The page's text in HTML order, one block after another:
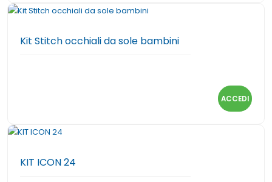
Kit Stitch occhiali da sole bambini
ACCEDI
KIT ICON 24